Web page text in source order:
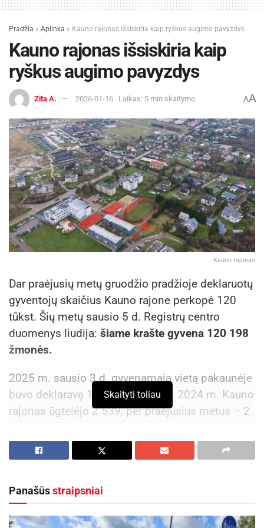
Pradžia » Aplinka » Kauno rajonas išsiskiria kaip ryškus augimo pavyzdys
Kauno rajonas išsiskiria kaip
ryškus augimo pavyzdys
Zita A. 2026-01-16 Laikas: 5 min skaitymo AA
Kauno rajonas
Dar praėjusių metų gruodžio pradžioje deklaruotų
gyventojų skaičius Kauno rajone perkopė 120
tūkst. Šių metų sausio 5 d. Registrų centro
duomenys liudija: šiame krašte gyvena 120 198
žmonės.
2025 m. sausio 3 d. gyvenamąją vietą pakaunėje
buvo deklaravę 117 633 žmonės. 2024 m. Kauno
rajonas ūgtelėjo 2 539, per praėjusius metus – 2
565 gyventojais. Džiugina ir tai, kad net 43 proc.
gyventojų yra 15–45 metų, o amžiaus vidurkis –
40 metų.
Lietuvoje daugelis savivaldybių susiduria su
gyventojų skaičiaus mažėjimu, tačiau Kauno
rajonas išsiskiria kaip ryškus augimo pavyzdys.
Skaityti toliau
Panašūsstraipsniai